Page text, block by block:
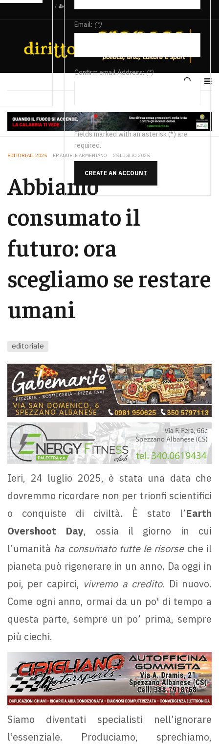
/
Email: (*)
Confirm email Address:(*)
Fields marked with an asterisk (*) are
required.
CREATE AN ACCOUNT
EDITORIALI 2025 EMANUELE ARMENTANO 25 LUGLIO 2025
Abbiamo
consumato il
futuro: ora
scegliamo se restare
umani
editoriale
Ieri, 24 luglio 2025, è stata una data che
dovremmo ricordare non per trionfi scientifici
o conquiste di civiltà. È stato l’Earth
Overshoot Day, ossia il giorno in cui
l’umanità ha consumato tutte le risorseche il
pianeta può rigenerare in un anno. Da oggi in
poi, per capirci, vivremo a credito. Di nuovo.
Come ogni anno, ormai da un po' di tempo a
questa parte, sempre un po’ prima, sempre
più ciechi.
Siamo diventati specialisti nell’ignorare
l’essenziale. Produciamo, sprechiamo,